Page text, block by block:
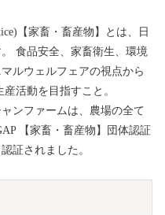
【家畜・畜産物】とは、日
食品安全、家畜衛生、環境
ルウェルフェアの視点から
活動を目指すこと。
ンファームは、農場の全て
【家畜・畜産物】団体認証
証されました。